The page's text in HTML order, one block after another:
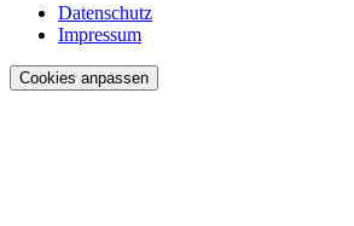
Datenschutz
Impressum
Cookies anpassen